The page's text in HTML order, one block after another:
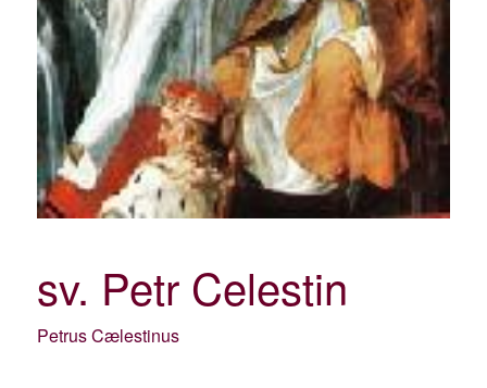
sv. Petr Celestin
Petrus Cælestinus